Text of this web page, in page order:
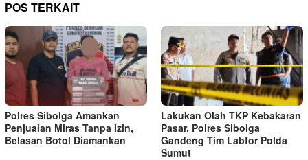
POS TERKAIT
Polres Sibolga Amankan
Penjualan Miras Tanpa Izin,
Belasan Botol Diamankan
Lakukan Olah TKP Kebakaran
Pasar, Polres Sibolga
Gandeng Tim Labfor Polda
Sumut